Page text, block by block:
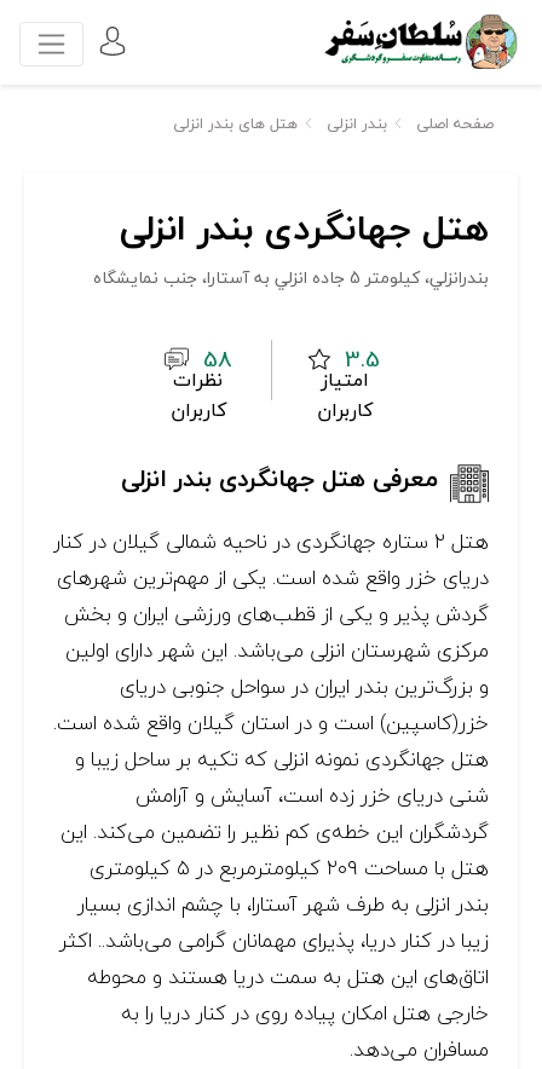
صفحه اصلی بندر انزلی هتل های بندر انزلی
هتل جهانگردی بندر انزلی
بندرانزلي، كيلومتر 5 جاده انزلي به آستارا، جنب نمايشگاه
3.5
امتیاز
کاربران
58
نظرات
کاربران
معرفی هتل جهانگردی بندر انزلی
هتل ۲ ستاره جهانگردی در ناحیه شمالی گیلان در کنار
دریای خزر واقع شده است. یکی از مهم‌ترین شهرهای
گردش پذیر و یکی از قطب‌های ورزشی ایران و بخش
مرکزی شهرستان انزلی می‌باشد. این شهر دارای اولین
و بزرگ‌ترین بندر ایران در سواحل جنوبی دریای
خزر(کاسپین) است و در استان گیلان واقع شده است.
هتل جهانگردی نمونه انزلی که تکیه بر ساحل زیبا و
شنی دریای خزر زده است، آسایش و آرامش
گردشگران این خطه‌ی کم نظیر را تضمین می‌کند. این
هتل با مساحت ۲۰۹ کیلومترمربع در ۵ کیلومتری
بندر انزلی به طرف شهر آستارا، با چشم اندازی بسیار
زیبا در کنار دریا، پذیرای مهمانان گرامی می‌باشد.. اکثر
اتاق‌های این هتل به سمت دریا هستند و محوطه
خارجی هتل امکان پیاده روی در کنار دریا را به
مسافران می‌دهد.